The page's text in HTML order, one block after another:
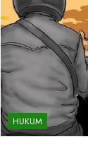
HUKUM